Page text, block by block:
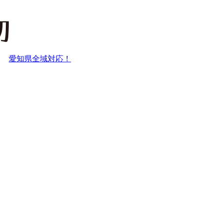
愛知県全域対応！